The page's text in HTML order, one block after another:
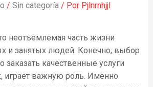
/ Sin categoría/ Por Pjlnrnhjjl
неотъемлемая часть жизни
и занятых людей. Конечно, выбор
заказать качественные услуги
играет важную роль. Именно